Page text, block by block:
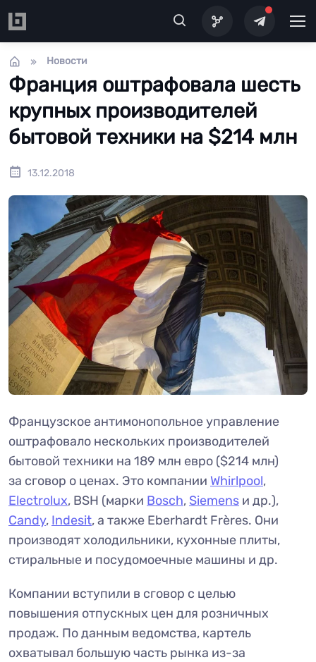
Новости
Франция оштрафовала шесть
крупных производителей
бытовой техники на $214 млн
13.12.2018
Французское антимонопольное управление
оштрафовало нескольких производителей
бытовой техники на 189 млн евро ($214 млн)
за сговор о ценах. Это компании Whirlpool,
Electrolux, BSH (марки Bosch, Siemens и др.),
Candy, Indesit, а также Eberhardt Frères. Они
производят холодильники, кухонные плиты,
стиральные и посудомоечные машины и др.
Компании вступили в сговор с целью
повышения отпускных цен для розничных
продаж. По данным ведомства, картель
охватывал большую часть рынка из-за